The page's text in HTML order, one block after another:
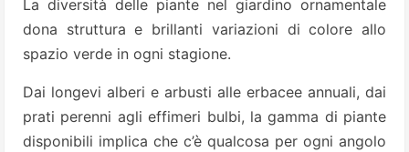
La diversità delle piante nel giardino ornamentale
dona struttura e brillanti variazioni di colore allo
spazio verde in ogni stagione.
Dai longevi alberi e arbusti alle erbacee annuali, dai
prati perenni agli effimeri bulbi, la gamma di piante
disponibili implica che c’è qualcosa per ogni angolo